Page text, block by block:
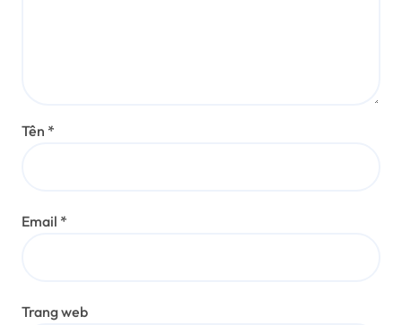
Tên *
Email *
Trang web